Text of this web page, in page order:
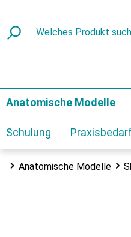
Anatomische Modelle
Schulung
Anatomische Modelle